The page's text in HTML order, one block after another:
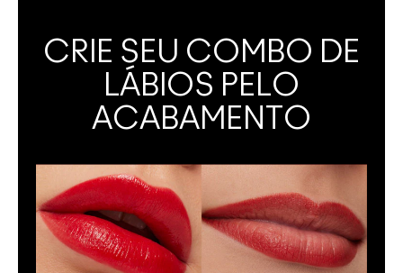
CRIE SEU COMBO DE
LÁBIOS PELO
ACABAMENTO